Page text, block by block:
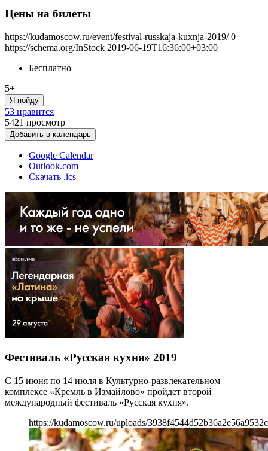
Цены на билеты
https://kudamoscow.ru/event/festival-russkaja-kuxnja-2019/ 0
https://schema.org/InStock 2019-06-19T16:36:00+03:00
Бесплатно
5+
Я пойду
53 нравится
5421 просмотр
Добавить в календарь
Google Calendar
Outlook.com
Скачать .ics
Фестиваль «Русская кухня» 2019
С 15 июня по 14 июля в Культурно-развлекательном
комплексе «Кремль в Измайлово» пройдет второй
международный фестиваль «Русская кухня».
https://kudamoscow.ru/uploads/